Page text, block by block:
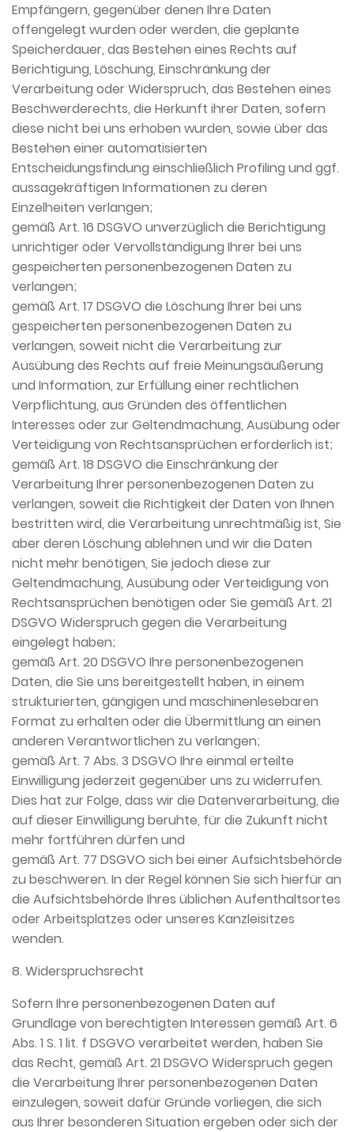
Empfängern, gegenüber denen Ihre Daten
offengelegt wurden oder werden, die geplante
Speicherdauer, das Bestehen eines Rechts auf
Berichtigung, Löschung, Einschränkung der
Verarbeitung oder Widerspruch, das Bestehen eines
Beschwerderechts, die Herkunft ihrer Daten, sofern
diese nicht bei uns erhoben wurden, sowie über das
Bestehen einer automatisierten
Entscheidungsfindung einschließlich Profiling und ggf.
aussagekräftigen Informationen zu deren
Einzelheiten verlangen;
gemäß Art. 16 DSGVO unverzüglich die Berichtigung
unrichtiger oder Vervollständigung Ihrer bei uns
gespeicherten personenbezogenen Daten zu
verlangen;
gemäß Art. 17 DSGVO die Löschung Ihrer bei uns
gespeicherten personenbezogenen Daten zu
verlangen, soweit nicht die Verarbeitung zur
Ausübung des Rechts auf freie Meinungsäußerung
und Information, zur Erfüllung einer rechtlichen
Verpflichtung, aus Gründen des öffentlichen
Interesses oder zur Geltendmachung, Ausübung oder
Verteidigung von Rechtsansprüchen erforderlich ist;
gemäß Art. 18 DSGVO die Einschränkung der
Verarbeitung Ihrer personenbezogenen Daten zu
verlangen, soweit die Richtigkeit der Daten von Ihnen
bestritten wird, die Verarbeitung unrechtmäßig ist, Sie
aber deren Löschung ablehnen und wir die Daten
nicht mehr benötigen, Sie jedoch diese zur
Geltendmachung, Ausübung oder Verteidigung von
Rechtsansprüchen benötigen oder Sie gemäß Art. 21
DSGVO Widerspruch gegen die Verarbeitung
eingelegt haben;
gemäß Art. 20 DSGVO Ihre personenbezogenen
Daten, die Sie uns bereitgestellt haben, in einem
strukturierten, gängigen und maschinenlesebaren
Format zu erhalten oder die Übermittlung an einen
anderen Verantwortlichen zu verlangen;
gemäß Art. 7 Abs. 3 DSGVO Ihre einmal erteilte
Einwilligung jederzeit gegenüber uns zu widerrufen.
Dies hat zur Folge, dass wir die Datenverarbeitung, die
auf dieser Einwilligung beruhte, für die Zukunft nicht
mehr fortführen dürfen und
gemäß Art. 77 DSGVO sich bei einer Aufsichtsbehörde
zu beschweren. In der Regel können Sie sich hierfür an
die Aufsichtsbehörde Ihres üblichen Aufenthaltsortes
oder Arbeitsplatzes oder unseres Kanzleisitzes
wenden.
8. Widerspruchsrecht
Sofern Ihre personenbezogenen Daten auf
Grundlage von berechtigten Interessen gemäß Art. 6
Abs. 1 S. 1 lit. f DSGVO verarbeitet werden, haben Sie
das Recht, gemäß Art. 21 DSGVO Widerspruch gegen
die Verarbeitung Ihrer personenbezogenen Daten
einzulegen, soweit dafür Gründe vorliegen, die sich
aus Ihrer besonderen Situation ergeben oder sich der